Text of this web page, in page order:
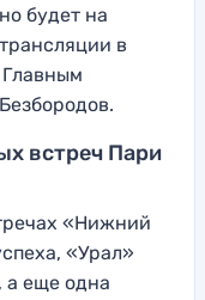
будет на
в
встреч Пари
«Нижний
«Урал»
а еще одна